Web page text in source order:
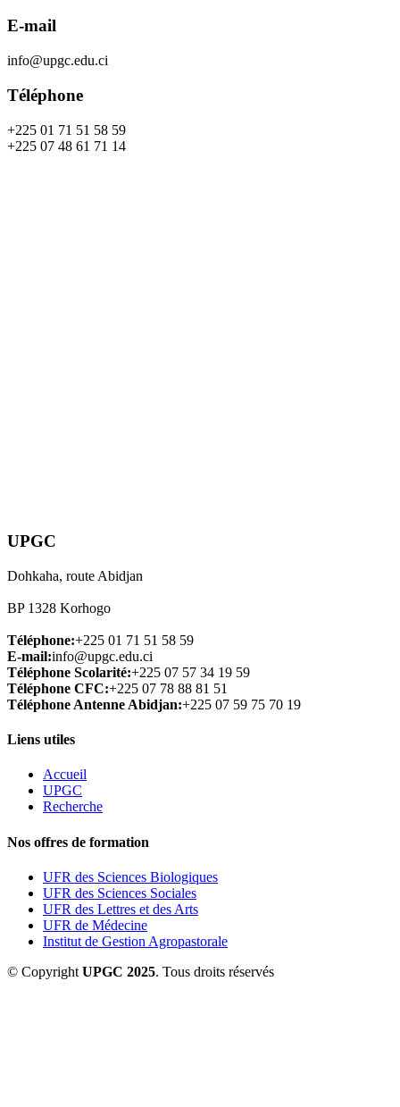
E-mail
info@upgc.edu.ci
Téléphone
+225 01 71 51 58 59
+225 07 48 61 71 14
UPGC
Dohkaha, route Abidjan
BP 1328 Korhogo
Téléphone:+225 01 71 51 58 59
E-mail:info@upgc.edu.ci
Téléphone Scolarité:+225 07 57 34 19 59
Téléphone CFC:+225 07 78 88 81 51
Téléphone Antenne Abidjan:+225 07 59 75 70 19
Liens utiles
Accueil
UPGC
Recherche
Nos offres de formation
UFR des Sciences Biologiques
UFR des Sciences Sociales
UFR des Lettres et des Arts
UFR de Médecine
Institut de Gestion Agropastorale
© Copyright UPGC 2025. Tous droits réservés